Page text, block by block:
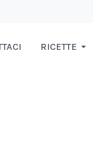
RICETTE